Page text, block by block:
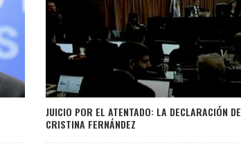
JUICIO POR EL ATENTADO: LA DECLARACIÓN DE
CRISTINA FERNÁNDEZ